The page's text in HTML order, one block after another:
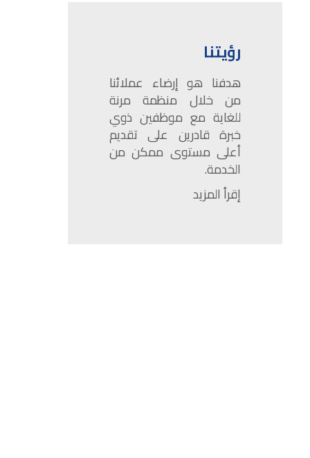
رؤيتنا
هدفنا هو إرضاء عملائنا
من خلال منظمة مرنة
للغاية مع موظفين ذوي
خبرة قادرين على تقديم
أعلى مستوى ممكن من
الخدمة.
إقرأ المزيد